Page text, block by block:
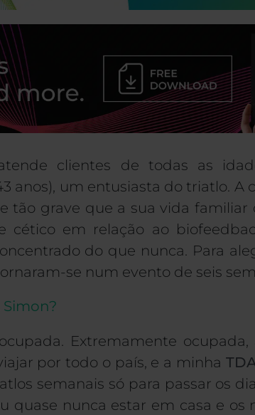
clientes de todas as
anos), um entusiasta do triatlo. A
tão grave que a sua vida familiar
cético em relação ao
do que nunca. Para
se num evento de seis
Extremamente ocupada,
por todo o país, e a minha
semanais só para passar os
quase nunca estar em casa e os